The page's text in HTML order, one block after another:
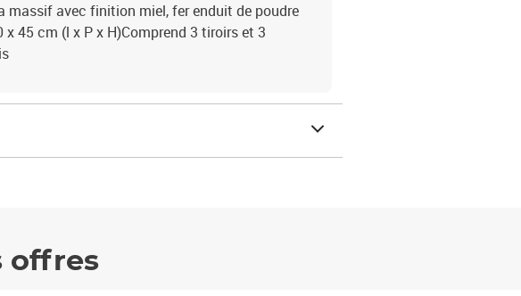
massif avec finition miel, fer enduit de poudre
x 45 cm (l x P x H)Comprend 3 tiroirs et 3
offres